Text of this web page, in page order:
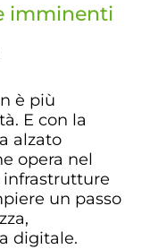
imminenti
è più
E con la
alzato
opera nel
un passo
digitale.